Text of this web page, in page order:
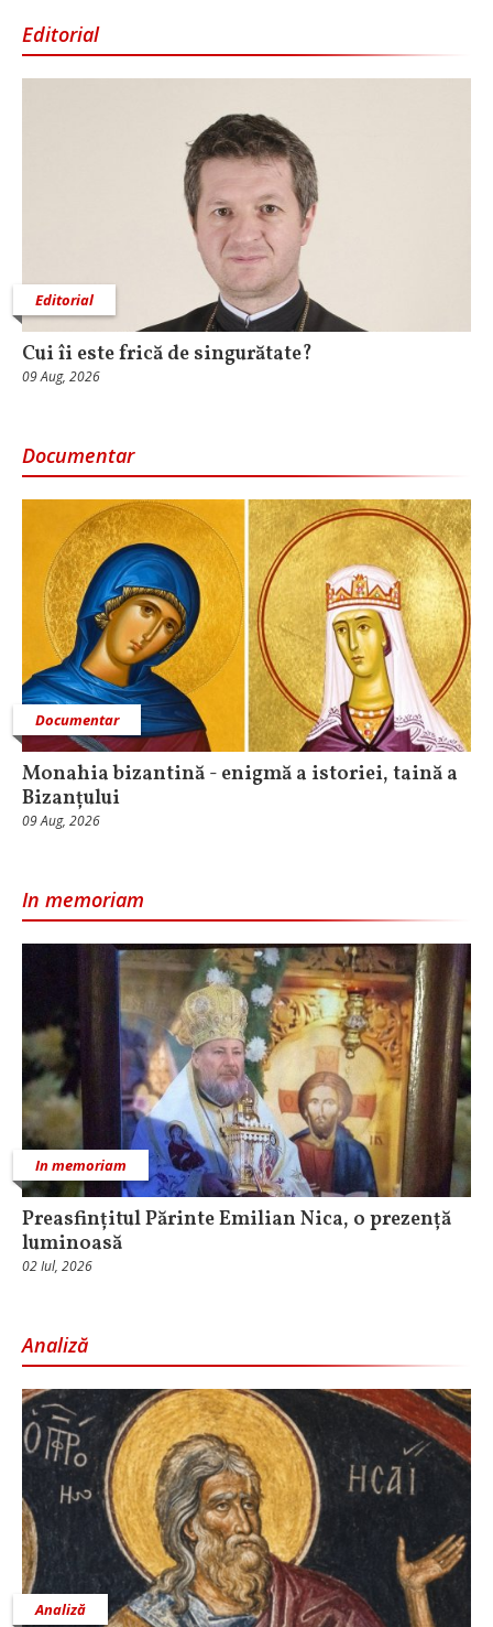
Editorial
Editorial
Cui îi este frică de singurătate?
09 Aug, 2026
Documentar
Documentar
Monahia bizantină - enigmă a istoriei, taină a
Bizanțului
09 Aug, 2026
In memoriam
In memoriam
Preasfințitul Părinte Emilian Nica, o prezență
luminoasă
02 Iul, 2026
Analiză
Analiză